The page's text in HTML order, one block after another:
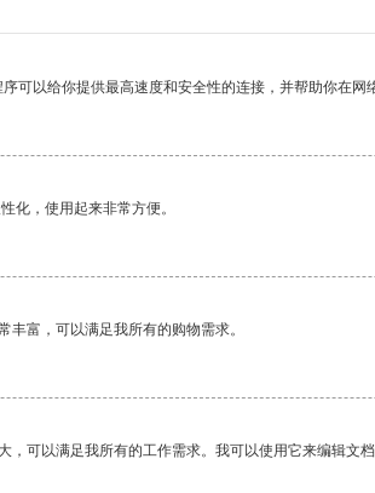
可以给你提供最高速度和安全性的连接，并帮助你在网
化，使用起来非常方便。
丰富，可以满足我所有的购物需求。
，可以满足我所有的工作需求。我可以使用它来编辑文